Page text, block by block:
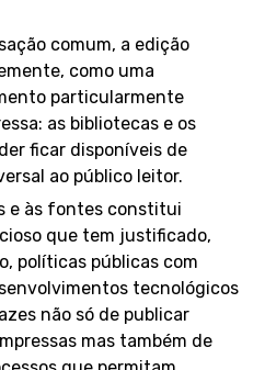
comum, a edição
como uma
particularmente
as bibliotecas e os
ficar disponíveis de
ao público leitor.
e às fontes constitui
que tem justificado,
políticas públicas com
tecnológicos
não só de publicar
mas também de